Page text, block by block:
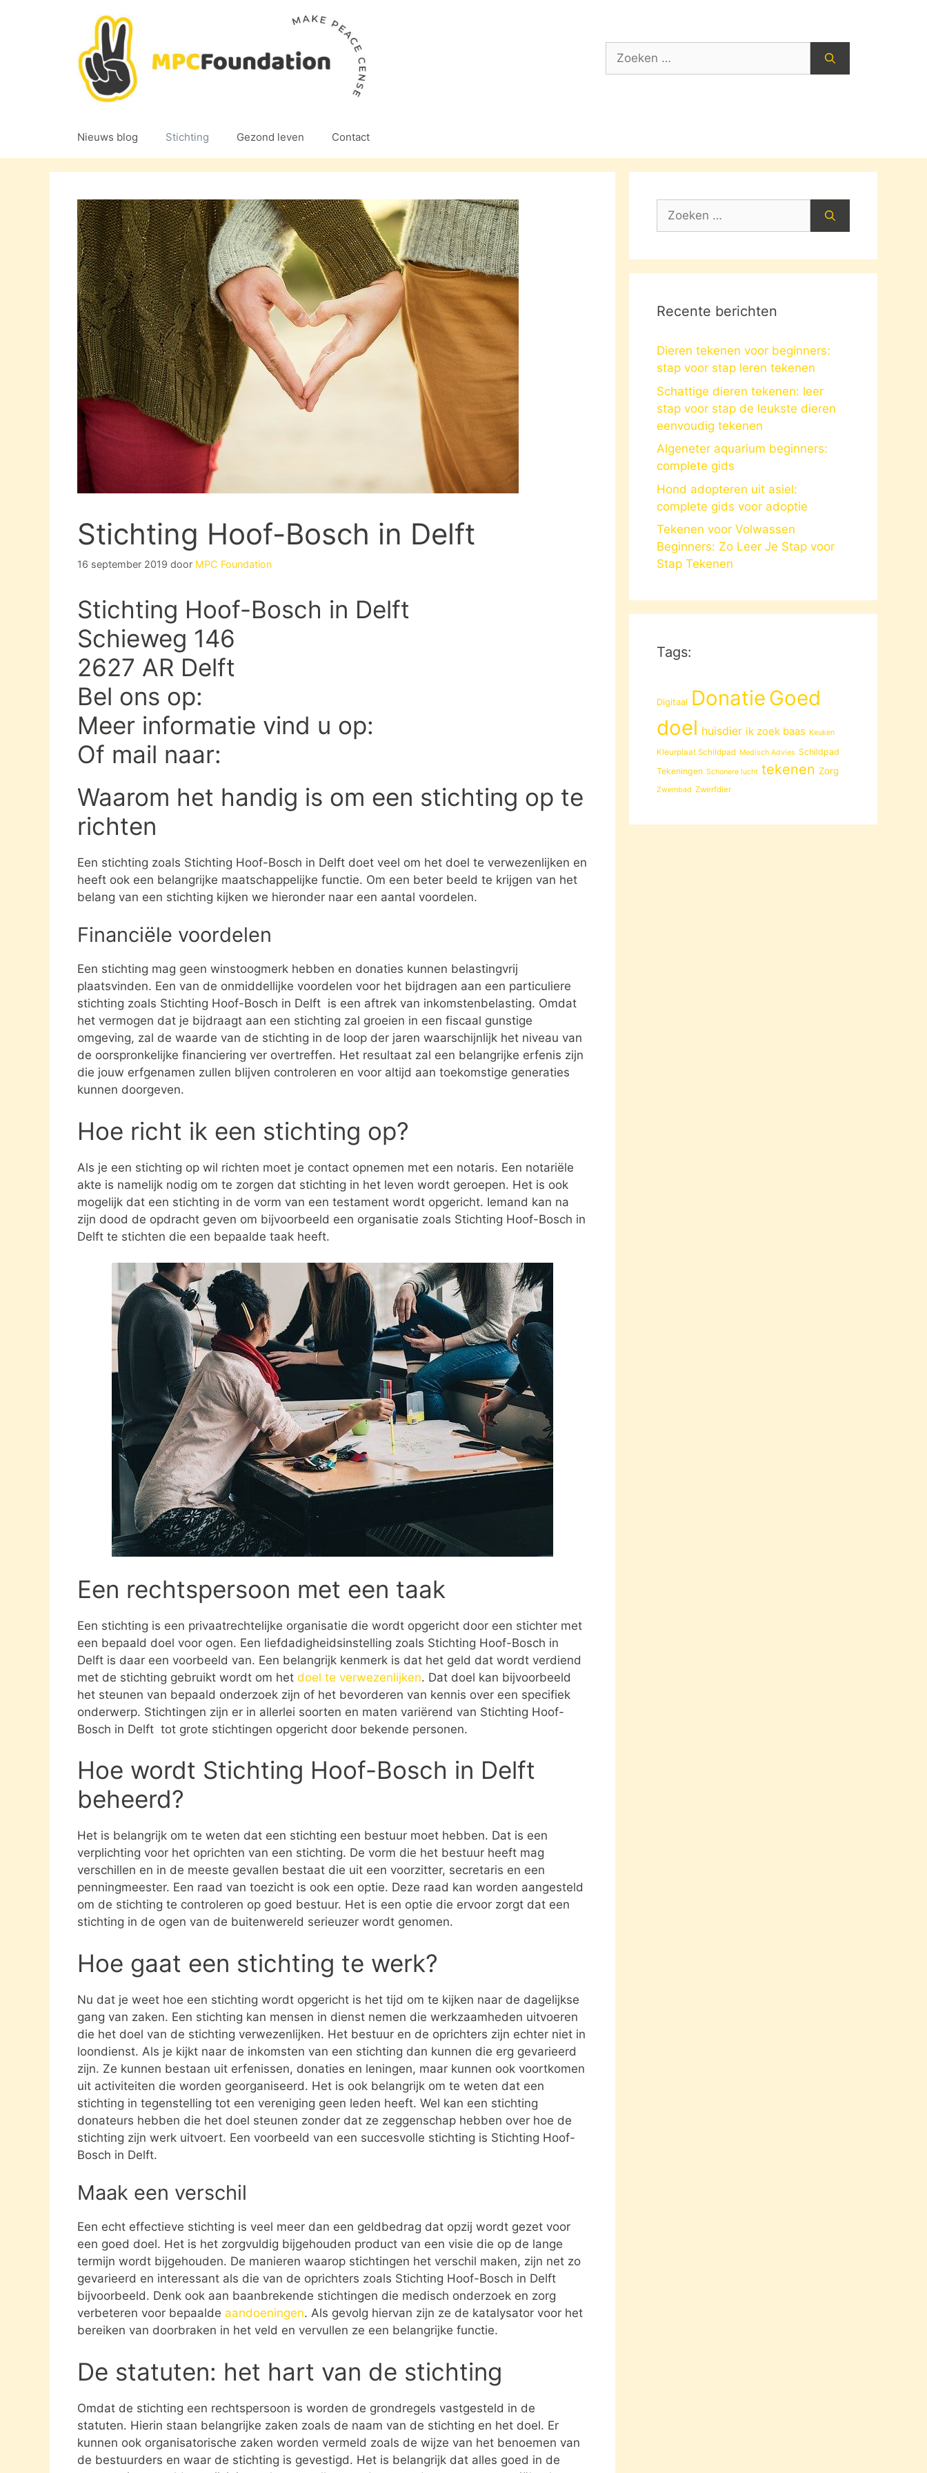
Zoek
Nieuws blog Stichting Gezond leven Contact
Stichting Hoof-Bosch in Delft
16 september 2019 door MPC Foundation
Stichting Hoof-Bosch in Delft
Schieweg 146
2627 AR Delft
Bel ons op:
Meer informatie vind u op:
Of mail naar:
Waarom het handig is om een stichting op te
richten
Een stichting zoals Stichting Hoof-Bosch in Delft doet veel om het doel te verwezenlijken en
heeft ook een belangrijke maatschappelijke functie. Om een beter beeld te krijgen van het
belang van een stichting kijken we hieronder naar een aantal voordelen.
Financiële voordelen
Een stichting mag geen winstoogmerk hebben en donaties kunnen belastingvrij
plaatsvinden. Een van de onmiddellijke voordelen voor het bijdragen aan een particuliere
stichting zoals Stichting Hoof-Bosch in Delft is een aftrek van inkomstenbelasting. Omdat
het vermogen dat je bijdraagt aan een stichting zal groeien in een fiscaal gunstige
omgeving, zal de waarde van de stichting in de loop der jaren waarschijnlijk het niveau van
de oorspronkelijke financiering ver overtreffen. Het resultaat zal een belangrijke erfenis zijn
die jouw erfgenamen zullen blijven controleren en voor altijd aan toekomstige generaties
kunnen doorgeven.
Hoe richt ik een stichting op?
Als je een stichting op wil richten moet je contact opnemen met een notaris. Een notariële
akte is namelijk nodig om te zorgen dat stichting in het leven wordt geroepen. Het is ook
mogelijk dat een stichting in de vorm van een testament wordt opgericht. Iemand kan na
zijn dood de opdracht geven om bijvoorbeeld een organisatie zoals Stichting Hoof-Bosch in
Delft te stichten die een bepaalde taak heeft.
Een rechtspersoon met een taak
Een stichting is een privaatrechtelijke organisatie die wordt opgericht door een stichter met
een bepaald doel voor ogen. Een liefdadigheidsinstelling zoals Stichting Hoof-Bosch in
Delft is daar een voorbeeld van. Een belangrijk kenmerk is dat het geld dat wordt verdiend
met de stichting gebruikt wordt om het doel te verwezenlijken. Dat doel kan bijvoorbeeld
het steunen van bepaald onderzoek zijn of het bevorderen van kennis over een specifiek
onderwerp. Stichtingen zijn er in allerlei soorten en maten variërend van Stichting Hoof-
Bosch in Delft tot grote stichtingen opgericht door bekende personen.
Hoe wordt Stichting Hoof-Bosch in Delft
beheerd?
Het is belangrijk om te weten dat een stichting een bestuur moet hebben. Dat is een
verplichting voor het oprichten van een stichting. De vorm die het bestuur heeft mag
verschillen en in de meeste gevallen bestaat die uit een voorzitter, secretaris en een
penningmeester. Een raad van toezicht is ook een optie. Deze raad kan worden aangesteld
om de stichting te controleren op goed bestuur. Het is een optie die ervoor zorgt dat een
stichting in de ogen van de buitenwereld serieuzer wordt genomen.
Hoe gaat een stichting te werk?
Nu dat je weet hoe een stichting wordt opgericht is het tijd om te kijken naar de dagelijkse
gang van zaken. Een stichting kan mensen in dienst nemen die werkzaamheden uitvoeren
die het doel van de stichting verwezenlijken. Het bestuur en de oprichters zijn echter niet in
loondienst. Als je kijkt naar de inkomsten van een stichting dan kunnen die erg gevarieerd
zijn. Ze kunnen bestaan uit erfenissen, donaties en leningen, maar kunnen ook voortkomen
uit activiteiten die worden georganiseerd. Het is ook belangrijk om te weten dat een
stichting in tegenstelling tot een vereniging geen leden heeft. Wel kan een stichting
donateurs hebben die het doel steunen zonder dat ze zeggenschap hebben over hoe de
stichting zijn werk uitvoert. Een voorbeeld van een succesvolle stichting is Stichting Hoof-
Bosch in Delft.
Maak een verschil
Een echt effectieve stichting is veel meer dan een geldbedrag dat opzij wordt gezet voor
een goed doel. Het is het zorgvuldig bijgehouden product van een visie die op de lange
termijn wordt bijgehouden. De manieren waarop stichtingen het verschil maken, zijn net zo
gevarieerd en interessant als die van de oprichters zoals Stichting Hoof-Bosch in Delft
bijvoorbeeld. Denk ook aan baanbrekende stichtingen die medisch onderzoek en zorg
verbeteren voor bepaalde aandoeningen. Als gevolg hiervan zijn ze de katalysator voor het
bereiken van doorbraken in het veld en vervullen ze een belangrijke functie.
De statuten: het hart van de stichting
Omdat de stichting een rechtspersoon is worden de grondregels vastgesteld in de
statuten. Hierin staan belangrijke zaken zoals de naam van de stichting en het doel. Er
kunnen ook organisatorische zaken worden vermeld zoals de wijze van het benoemen van
de bestuurders en waar de stichting is gevestigd. Het is belangrijk dat alles goed in de
Zoek
Recente berichten
Dieren tekenen voor beginners:
stap voor stap leren tekenen
Schattige dieren tekenen: leer
stap voor stap de leukste dieren
eenvoudig tekenen
Algeneter aquarium beginners:
complete gids
Hond adopteren uit asiel:
complete gids voor adoptie
Tekenen voor Volwassen
Beginners: Zo Leer Je Stap voor
Stap Tekenen
Tags:
Digitaal Donatie Goed
doel huisdier ik zoek baas Keuken
Kleurplaat Schildpad Medisch Advies Schildpad
Tekeningen Schonere lucht tekenen Zorg
Zwembad Zwerfdier